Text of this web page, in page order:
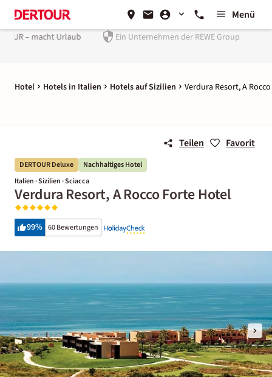
Menü
Ein Unternehmen derREWE Group
Hotel Hotels in Italien Hotels auf Sizilien Verdura Resort, A
Teilen Favorit
DERTOUR Deluxe
Nachhaltiges Hotel
Italien · Sizilien · Sciacca
Verdura Resort, A Rocco Forte Hotel
99% 60 Bewertungen